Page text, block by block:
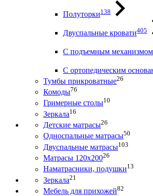
Полуторки138
Двуспальные кровати405
С подъемным механизмом
С ортопедическим
Тумбы прикроватные26
Комоды76
Гримерные столы10
Зеркала16
Детские матрасы26
Односпальные матрасы50
Двуспальные матрасы103
Матрасы 120х20026
Наматрасники, подушки13
Зеркала21
Мебель для прихожей82